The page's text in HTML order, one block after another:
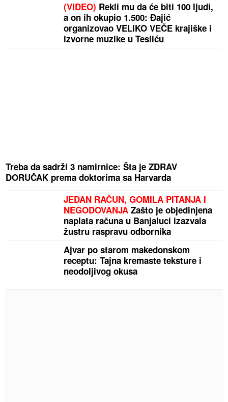
(VIDEO) Rekli mu da će biti 100 ljudi,
a on ih okupio 1.500: Đajić
organizovao VELIKO VEČE krajiške i
izvorne muzike u Tesliću
Treba da sadrži 3 namirnice: Šta je ZDRAV
DORUČAK prema doktorima sa Harvarda
JEDAN RAČUN, GOMILA PITANJA I
NEGODOVANJA Zašto je objedinjena
naplata računa u Banjaluci izazvala
žustru raspravu odbornika
Ajvar po starom makedonskom
receptu: Tajna kremaste teksture i
neodoljivog okusa